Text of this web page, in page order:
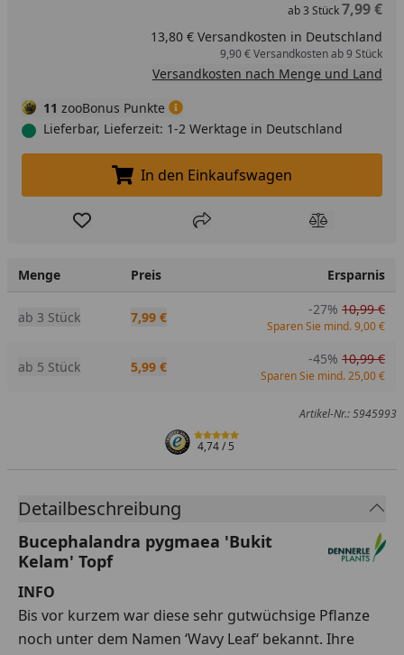
ab3 Stück7,99 €
13,80 € Versandkosten in Deutschland
9,90 € Versandkosten ab 9 Stück
Versandkosten nach Menge und Land
11 zooBonus Punkte
Lieferbar, Lieferzeit: 1-2 Werktage in Deutschland
In den Einkaufswagen legen
In den Einkaufswagen
Produkt zur Wunschliste hinzufügen
Teilen Produkt
Menge Preis Ersparnis
ab 3 Stück 7,99 € -27% 10,99 €
Sparen Sie mind. 9,00 €
ab 5 Stück 5,99 € -45% 10,99 €
Sparen Sie mind. 25,00 €
Artikel-Nr.: 5945993
4,74/ 5
Detailbeschreibung
Bucephalandra pygmaea 'Bukit
Kelam' Topf
INFO
Bis vor kurzem war diese sehr gutwüchsige Pflanze
noch unter dem Namen ‘Wavy Leaf‘ bekannt. Ihre